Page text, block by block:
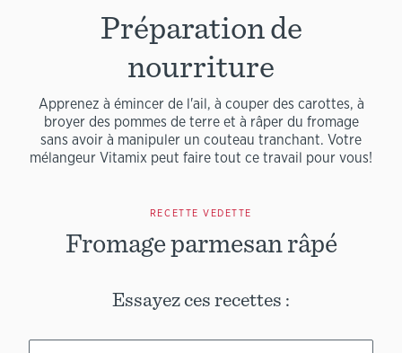
Préparation de
nourriture
Apprenez à émincer de l'ail, à couper des carottes, à
broyer des pommes de terre et à râper du fromage
sans avoir à manipuler un couteau tranchant. Votre
mélangeur Vitamix peut faire tout ce travail pour vous!
RECETTE VEDETTE
Fromage parmesan râpé
Essayez ces recettes :